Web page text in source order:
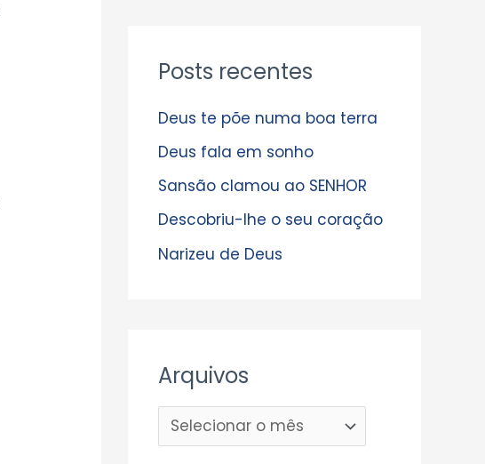
Posts recentes
Deus te põe numa boa terra
Deus fala em sonho
Sansão clamou ao SENHOR
Descobriu-lhe o seu coração
Narizeu de Deus
Arquivos